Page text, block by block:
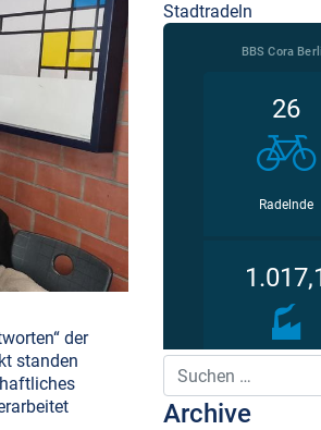
der
standen
Stadtradeln
Suche nach:
Archive